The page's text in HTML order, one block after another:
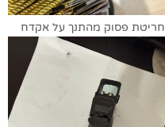
חריטת פסוק מהתנך על אקדח